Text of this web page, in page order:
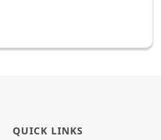
QUICK LINKS